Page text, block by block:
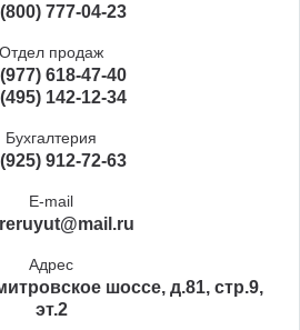
777-04-23
Отдел продаж
618-47-40
142-12-34
Бухгалтерия
912-72-63
E-mail
Адрес
шоссе, д.81, стр.9,
эт.2